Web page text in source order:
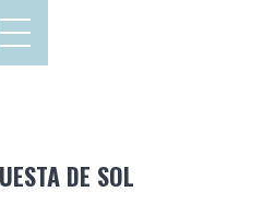
DE SOL